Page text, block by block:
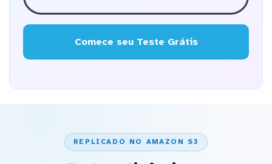
Comece seu Teste Grátis
REPLICADO NO AMAZON S3